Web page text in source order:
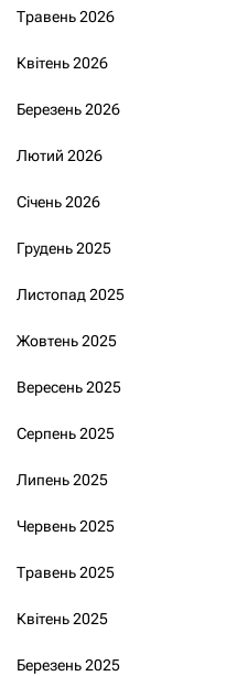
Травень 2026
Квітень 2026
Березень 2026
Лютий 2026
Січень 2026
Грудень 2025
Листопад 2025
Жовтень 2025
Вересень 2025
Серпень 2025
Липень 2025
Червень 2025
Травень 2025
Квітень 2025
Березень 2025